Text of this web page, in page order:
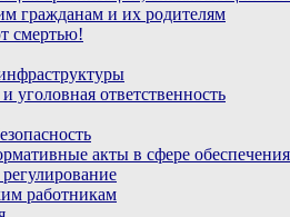
гражданам и их родителям
смертью!
уголовная ответственность
акты в сфере
работникам